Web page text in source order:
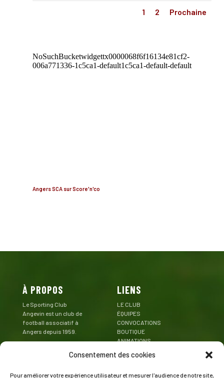
Consentement des cookies
Pour améliorer votre expérience utilisateur et mesurer l'audience de notre site,
1 2 Prochaine
Angers SCA sur Score'n'co
À PROPOS
Le Sporting Club
Angevin est un club de
football associatif à
Angers depuis 1959.
LIENS
LE CLUB
ÉQUIPES
CONVOCATIONS
BOUTIQUE
ANIMATIONS
CONTACT